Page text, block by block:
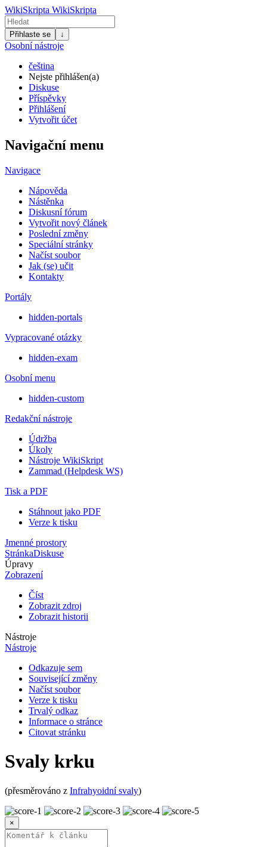
WikiSkripta WikiSkripta
Přihlaste se ↓
Osobní nástroje
čeština
Nejste přihlášen(a)
Diskuse
Příspěvky
Přihlášení
Vytvořit účet
Navigační menu
Navigace
Nápověda
Nástěnka
Diskusní fórum
Vytvořit nový článek
Poslední změny
Speciální stránky
Načíst soubor
Jak (se) učit
Kontakty
Portály
hidden-portals
Vypracované otázky
hidden-exam
Osobní menu
hidden-custom
Redakční nástroje
Údržba
Úkoly
Nástroje WikiSkript
Zammad (Helpdesk WS)
Tisk a PDF
Stáhnout jako PDF
Verze k tisku
Jmenné prostory
StránkaDiskuse
Úpravy
Zobrazení
Číst
Zobrazit zdroj
Zobrazit historii
Nástroje
Nástroje
Odkazuje sem
Související změny
Načíst soubor
Verze k tisku
Trvalý odkaz
Informace o stránce
Citovat stránku
Svaly krku
(přesměrováno z Infrahyoidní svaly)
×